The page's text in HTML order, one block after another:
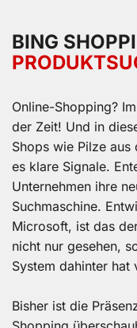
BING
Online-Shopping?
der Zeit! Und in
Shops wie Pilze
es klare Signale.
Unternehmen ihre
Suchmaschine.
Microsoft, ist das
nicht nur gesehen,
System dahinter hat
Bisher ist die